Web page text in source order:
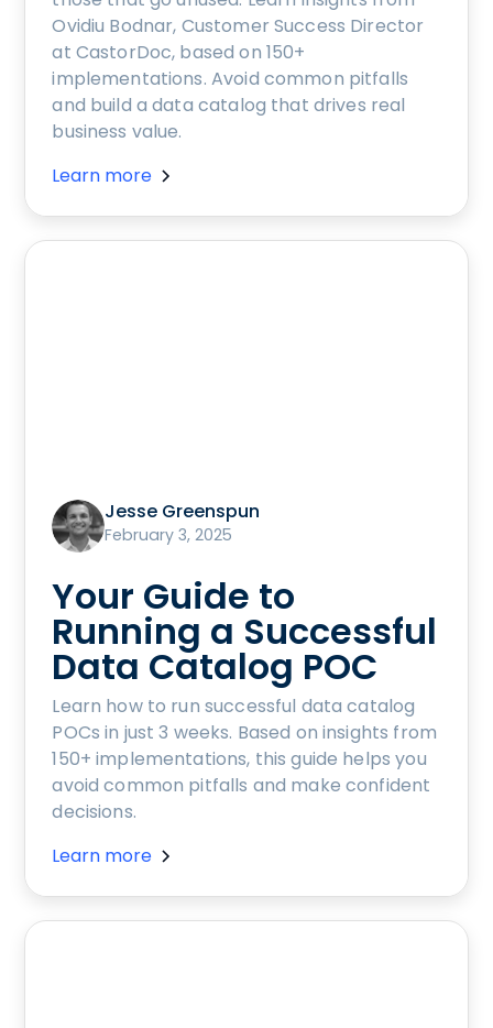
Ovidiu Bodnar, Customer Success Director
at CastorDoc, based on 150+
implementations. Avoid common pitfalls
and build a data catalog that drives real
business value.
Learn more
Jesse Greenspun
February 3, 2025
Your Guide to
Running a Successful
Data Catalog POC
Learn how to run successful data catalog
POCs in just 3 weeks. Based on insights from
150+ implementations, this guide helps you
avoid common pitfalls and make confident
decisions.
Learn more